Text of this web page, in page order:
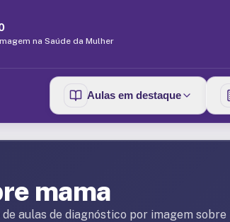
na Saúde da Mulher
Aulas em destaque
mama
aulas de diagnóstico por imagem sobre